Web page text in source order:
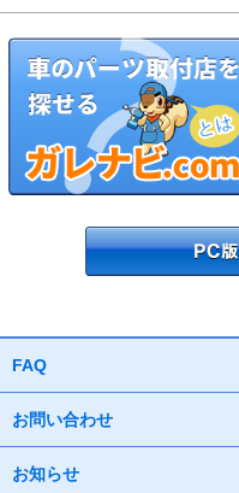
FAQ
お問い合わせ
お知らせ